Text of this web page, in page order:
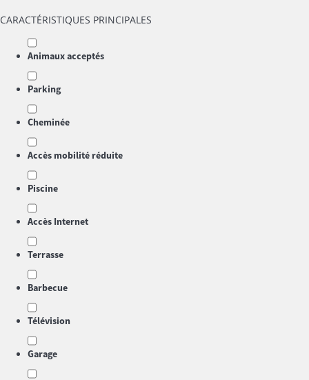
CARACTÉRISTIQUES PRINCIPALES
Animaux acceptés
Parking
Cheminée
Accès mobilité réduite
Piscine
Accès Internet
Terrasse
Barbecue
Télévision
Garage